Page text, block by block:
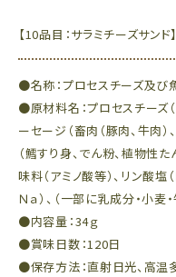
【10品目：サラミチーズサンド】
●名称：プロセスチーズ及び
●原材料名：プロセスチーズ（
ーセージ（畜肉（豚肉、牛肉
（鱈すり身、でん粉、植物性
味料（アミノ酸等）、リン酸塩
Ｎａ）、（一部に乳成分・小麦
●内容量：34ｇ
●賞味日数：120日
●保存方法：直射日光、高温